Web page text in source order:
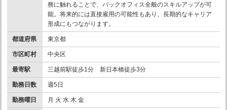
務に触れることで、バックオフィス全般のスキルアップが可
能。将来的には直接雇用の可能性もあり、長期的なキャリア
形成にもつながります。
都道府県 東京都
市区町村 中央区
最寄駅 三越前駅徒歩1分 新日本橋徒歩3分
勤務日数 週5日
勤務曜日 月 火 水 木 金